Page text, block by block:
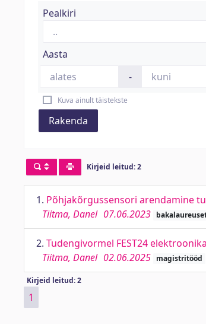
Pealkiri
Aasta
-
Kuva ainult täistekste
Rakenda
Kirjeid leitud: 2
1. Põhjakõrgussensori arendamine
Tiitma, Danel 07.06.2023
2. Tudengivormel FEST24
Tiitma, Danel 02.06.2025 magistritööd
Kirjeid leitud: 2
1